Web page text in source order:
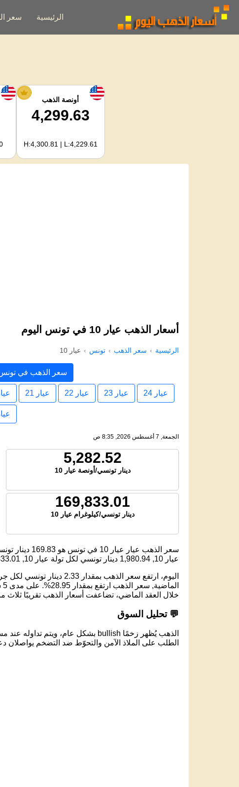
الرئيسية سعر
أونصة الذهب
4,299.63
H:4,300.81 | L:4,229.61
أسعار الذهب عيار 10 في تونس اليوم
الرئيسية سعر الذهب تونس عيار 10
سعر الذهب في
عيار 24 عيار 23 عيار 22 عيار 21
الجمعة, 7 أغسطس 2026, 8:35 ص
5,282.52
دينار تونسي/أونصة عيار 10
169,833.01
دينار تونسي/كيلوغرام عيار 10
سعر الذهب عيار عيار 10 في تونس هو 169.83 دينار
عيار 10,
1,980.94 دينار تونسي لكل تولة عيار 10,
خلال العقد الماضي، تضاعفت أسعار الذهب تقريبًا ثلاث
💬 تحليل السوق
الذهب يُظهر زخمًا bullish بشكل عام، ويتم تداوله عند مستوى 168.80 دينار تونسي لكل جرام عيار 10.
الطلب على الملاذ الآمن والتحوّط ضد التضخم يواصلان